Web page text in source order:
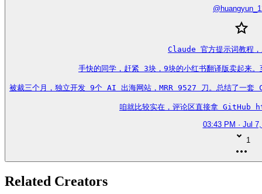
@
Claude 官方提示词教程，
手快的同学，赶紧 3块，9块的小红书翻译版卖起来
被裁三个月，独立开发 9个 AI 出海网站，MRR 9527 刀。总结了一套
咱就比较实在，评论区直接拿
03:43 PM · Jul
1
Related Creators